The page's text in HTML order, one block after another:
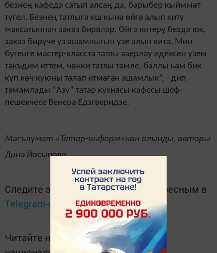
безнең кафеда сатып алсаң да, барыбер кыйммәт
түгел. Безнең татлыга еш кына өйгә алып китү
максатыннан заказ бирәләр. Өйгә китерү бездә юк,
заказ бирүче үз ашамлыгын үзе алып китә. Мин
бүгенге мастер-класста татлы әзерләү идеясен үзем
тәкъдим иттем, чөнки татлы тәмле, баллы һәм бик
күп көч куюны тәлап итмәгән ашамлык”, - дип
тәмамлады “Азу” татар кухнясы кафесы шеф-
пешекчесе Венера Едзгверидзе.
Мәгълүмат «Татар-информ»нан алынды, авторы
Динә Йосыпова.
Следите за самым важным и интересным в
Telegram-каналеТатмедиа
Читайте новости Татарстана в